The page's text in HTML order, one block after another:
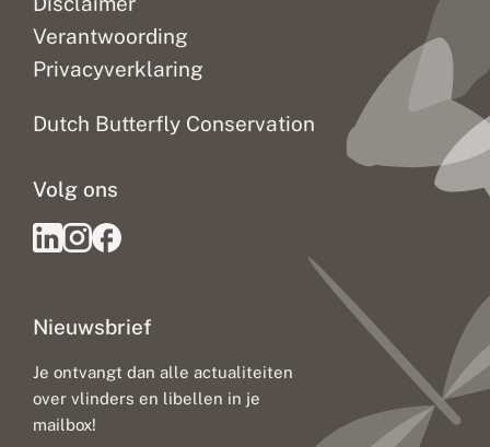
Verantwoording
Privacyverklaring
Dutch Butterfly Conservation
Nieuwsbrief
Je ontvangt dan alle actualiteiten
over vlinders en libellen in je
mailbox!
Volg ons